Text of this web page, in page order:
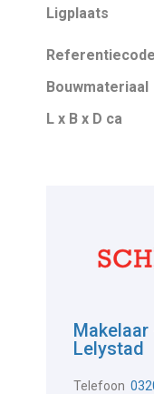
Ligplaats
Referentiecode
Bouwmateriaal
L x B x D ca
Makelaar
Lelystad
Telefoon